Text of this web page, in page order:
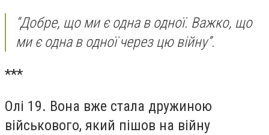
“Добре, що ми є одна в одної. Важко, що
ми є одна в одної через цю війну”.
***
Олі 19. Вона вже стала дружиною
військового, який пішов на війну